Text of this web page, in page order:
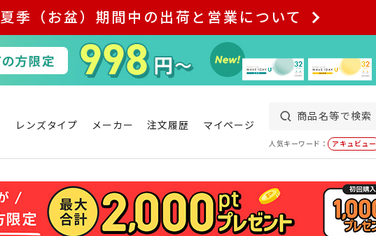
夏季（お盆）期間中の出荷と営業について
レンズタイプ メーカー 注文履歴 マイページ
人気キーワード： アキュビュー